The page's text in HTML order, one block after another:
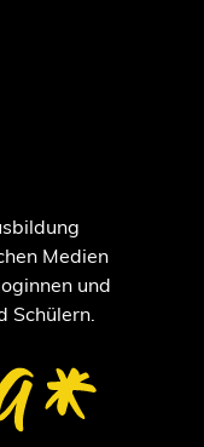
Medien
und
Schülern.